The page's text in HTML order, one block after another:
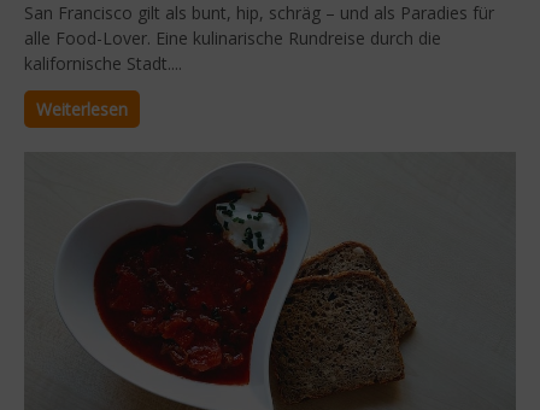
San Francisco gilt als bunt, hip, schräg – und als Paradies für
alle Food-Lover. Eine kulinarische Rundreise durch die
kalifornische Stadt....
Weiterlesen